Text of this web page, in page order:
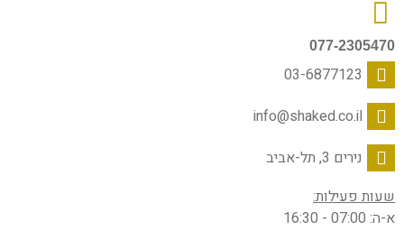
077-2305470
03-6877123
info@shaked.co.il
נירים 3, תל-אביב
שעות פעילות:
א-ה: 07:00 - 16:30